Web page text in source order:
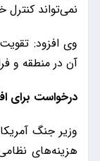
نمی‌تواند کنترل
وی افزود:
آن در منطقه و
درخواست برای
وزیر جنگ
هزینه‌های